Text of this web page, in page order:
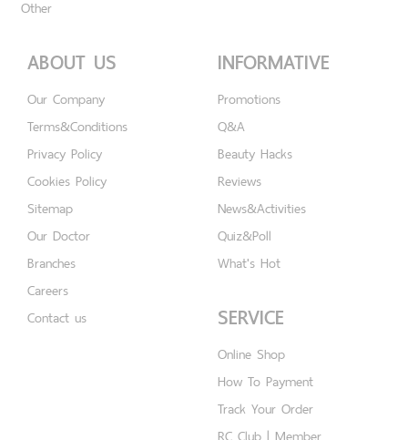
Other
ABOUT US
Our Company
Terms&Conditions
Privacy Policy
Cookies Policy
Sitemap
Our Doctor
Branches
Careers
Contact us
INFORMATIVE
Promotions
Q&A
Beauty Hacks
Reviews
News&Activities
Quiz&Poll
What's Hot
SERVICE
Online Shop
How To Payment
Track Your Order